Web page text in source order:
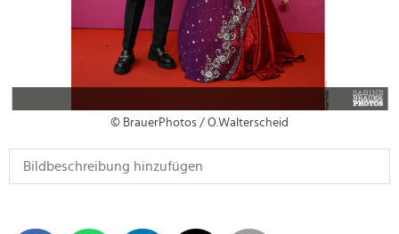
© BrauerPhotos / O.Walterscheid